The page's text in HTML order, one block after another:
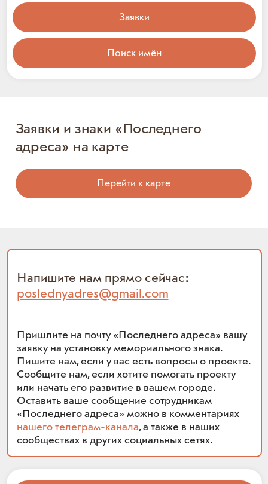
Заявки
Поиск имён
Заявки и знаки «Последнего
адреса» на карте
Перейти к карте
Напишите нам прямо сейчас:
poslednyadres@gmail.com
Пришлите на почту «Последнего адреса» вашу
заявку на установку мемориального знака.
Пишите нам, если у вас есть вопросы о проекте.
Сообщите нам, если хотите помогать проекту
или начать его развитие в вашем городе.
Оставить ваше сообщение сотрудникам
«Последнего адреса» можно в комментариях
нашего телеграм-канала, а также в наших
сообществах в других социальных сетях.